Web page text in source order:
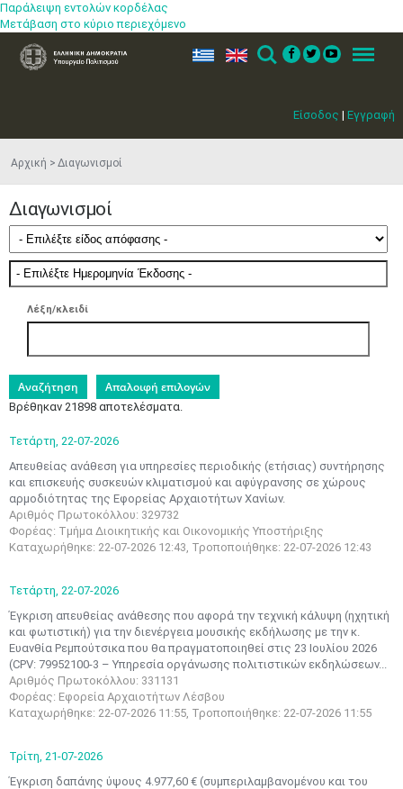
Παράλειψη εντολών κορδέλας
Μετάβαση στο κύριο περιεχόμενο
Είσοδος | Εγγραφή
ελ en Search Menu
Αρχική Διαγωνισμοί
Διαγωνισμοί
Λέξη/κλειδί
Βρέθηκαν 21898 αποτελέσματα.
Τετάρτη, 22-07-2026
Απευθείας ανάθεση για υπηρεσίες περιοδικής (ετήσιας) συντήρησης
και επισκευής συσκευών κλιματισμού και αφύγρανσης σε χώρους
αρμοδιότητας της Εφορείας Αρχαιοτήτων Χανίων.
Αριθμός Πρωτοκόλλου: 329732
Φορέας: Τμήμα Διοικητικής και Οικονομικής Υποστήριξης
Καταχωρήθηκε: 22-07-2026 12:43, Τροποποιήθηκε: 22-07-2026 12:43
Τετάρτη, 22-07-2026
Έγκριση απευθείας ανάθεσης που αφορά την τεχνική κάλυψη (ηχητική
και φωτιστική) για την διενέργεια μουσικής εκδήλωσης με την κ.
Ευανθία Ρεμπούτσικα που θα πραγματοποιηθεί στις 23 Ιουλίου 2026
(CPV: 79952100-3 – Υπηρεσία οργάνωσης πολιτιστικών εκδηλώσεων...
Αριθμός Πρωτοκόλλου: 331131
Φορέας: Εφορεία Αρχαιοτήτων Λέσβου
Καταχωρήθηκε: 22-07-2026 11:55, Τροποποιήθηκε: 22-07-2026 11:55
Τρίτη, 21-07-2026
Έγκριση δαπάνης ύψους 4.977,60 € (συμπεριλαμβανομένου και του